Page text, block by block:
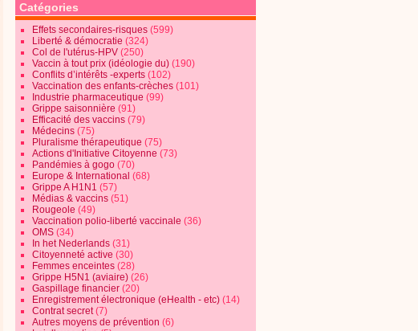
Catégories
Effets secondaires-risques (599)
Liberté & démocratie (324)
Col de l'utérus-HPV (250)
Vaccin à tout prix (idéologie du) (190)
Conflits d’intérêts -experts (102)
Vaccination des enfants-crèches (101)
Industrie pharmaceutique (99)
Grippe saisonnière (91)
Efficacité des vaccins (79)
Médecins (75)
Pluralisme thérapeutique (75)
Actions d'Initiative Citoyenne (73)
Pandémies à gogo (70)
Europe & International (68)
Grippe A H1N1 (57)
Médias & vaccins (51)
Rougeole (49)
Vaccination polio-liberté vaccinale (36)
OMS (34)
In het Nederlands (31)
Citoyenneté active (30)
Femmes enceintes (28)
Grippe H5N1 (aviaire) (26)
Gaspillage financier (20)
Enregistrement électronique (eHealth - etc) (14)
Contrat secret(7)
Autres moyens de prévention (6)